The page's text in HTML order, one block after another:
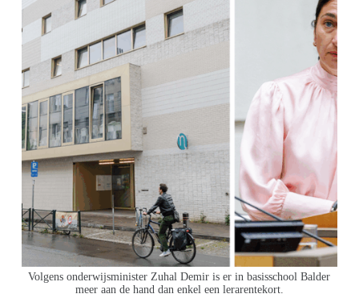
Volgens onderwijsminister Zuhal Demir is er in basisschool Balder
meer aan de hand dan enkel een lerarentekort.